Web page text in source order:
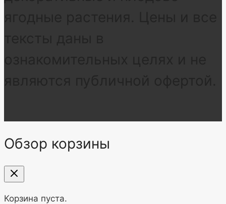
Обзор корзины
Корзина пуста.